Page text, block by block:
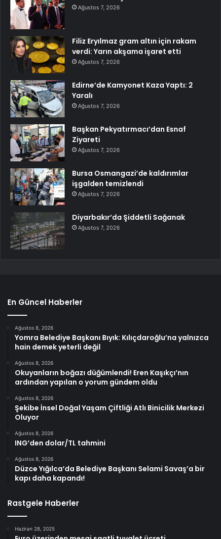
Ağustos 7, 2026
Filiz Eryılmaz gram altın için rakam
verdi: Yarın akşama işaret etti
Ağustos 7, 2026
Edirne’de Kamyonet Kaza Yaptı: 2
Yaralı
Ağustos 7, 2026
Başkan Pekyatırmacı’dan Esnaf
Ziyareti
Ağustos 7, 2026
Bursa Osmangazi’de kaldırımlar
işgalden temizlendi
Ağustos 7, 2026
Diyarbakır’da Şiddetli Sağanak
Ağustos 7, 2026
En Güncel Haberler
Ağustos 8, 2026
Yomra Belediye Başkanı Bıyık: Kılıçdaroğlu’na yalnızca
hain demek yeterli değil
Ağustos 8, 2026
Okuyanların boğazı düğümlendi! Eren Kaşıkçı’nın
ardından yapılan o yorum gündem oldu
Ağustos 8, 2026
Şekibe İnsel Doğal Yaşam Çiftliği Atlı Binicilik Merkezi
Oluyor
Ağustos 8, 2026
ING’den dolar/TL tahmini
Ağustos 8, 2026
Düzce Yığılca’da Belediye Başkanı Selami Savaş’a bir
kapı daha kapandı!
Rastgele Haberler
Haziran 28, 2025